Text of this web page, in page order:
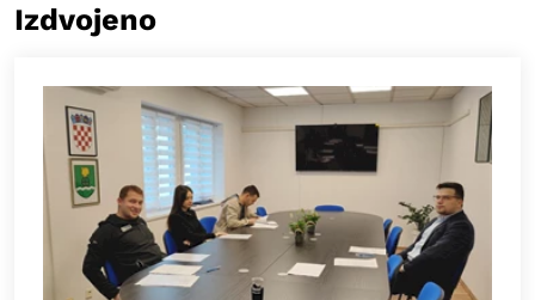
Izdvojeno